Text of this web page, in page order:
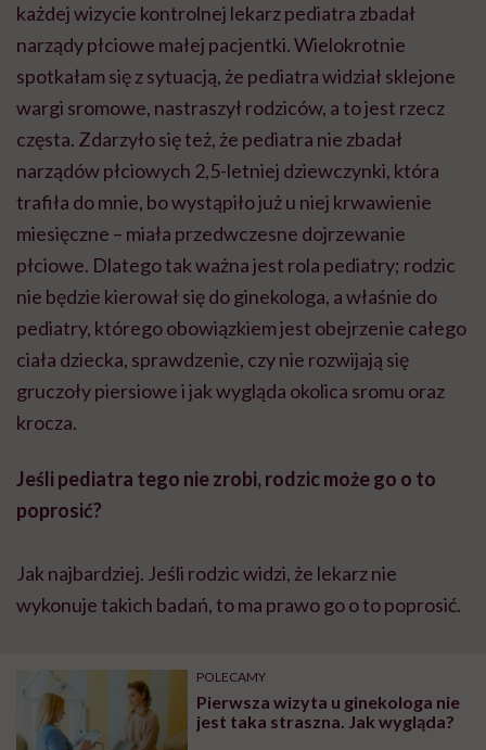
każdej wizycie kontrolnej lekarz pediatra zbadał
narządy płciowe małej pacjentki. Wielokrotnie
spotkałam się z sytuacją, że pediatra widział sklejone
wargi sromowe, nastraszył rodziców, a to jest rzecz
częsta. Zdarzyło się też, że pediatra nie zbadał
narządów płciowych 2,5-letniej dziewczynki, która
trafiła do mnie, bo wystąpiło już u niej krwawienie
miesięczne – miała przedwczesne dojrzewanie
płciowe. Dlatego tak ważna jest rola pediatry; rodzic
nie będzie kierował się do ginekologa, a właśnie do
pediatry, którego obowiązkiem jest obejrzenie całego
ciała dziecka, sprawdzenie, czy nie rozwijają się
gruczoły piersiowe i jak wygląda okolica sromu oraz
krocza.
Jeśli pediatra tego nie zrobi, rodzic może go o to
poprosić?
Jak najbardziej. Jeśli rodzic widzi, że lekarz nie
wykonuje takich badań, to ma prawo go o to poprosić.
POLECAMY
Pierwsza wizyta u ginekologa nie
jest taka straszna. Jak wygląda?